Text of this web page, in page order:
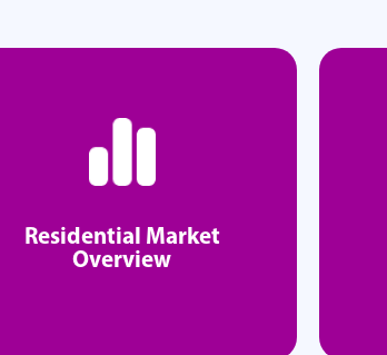
Residential Market
Overview